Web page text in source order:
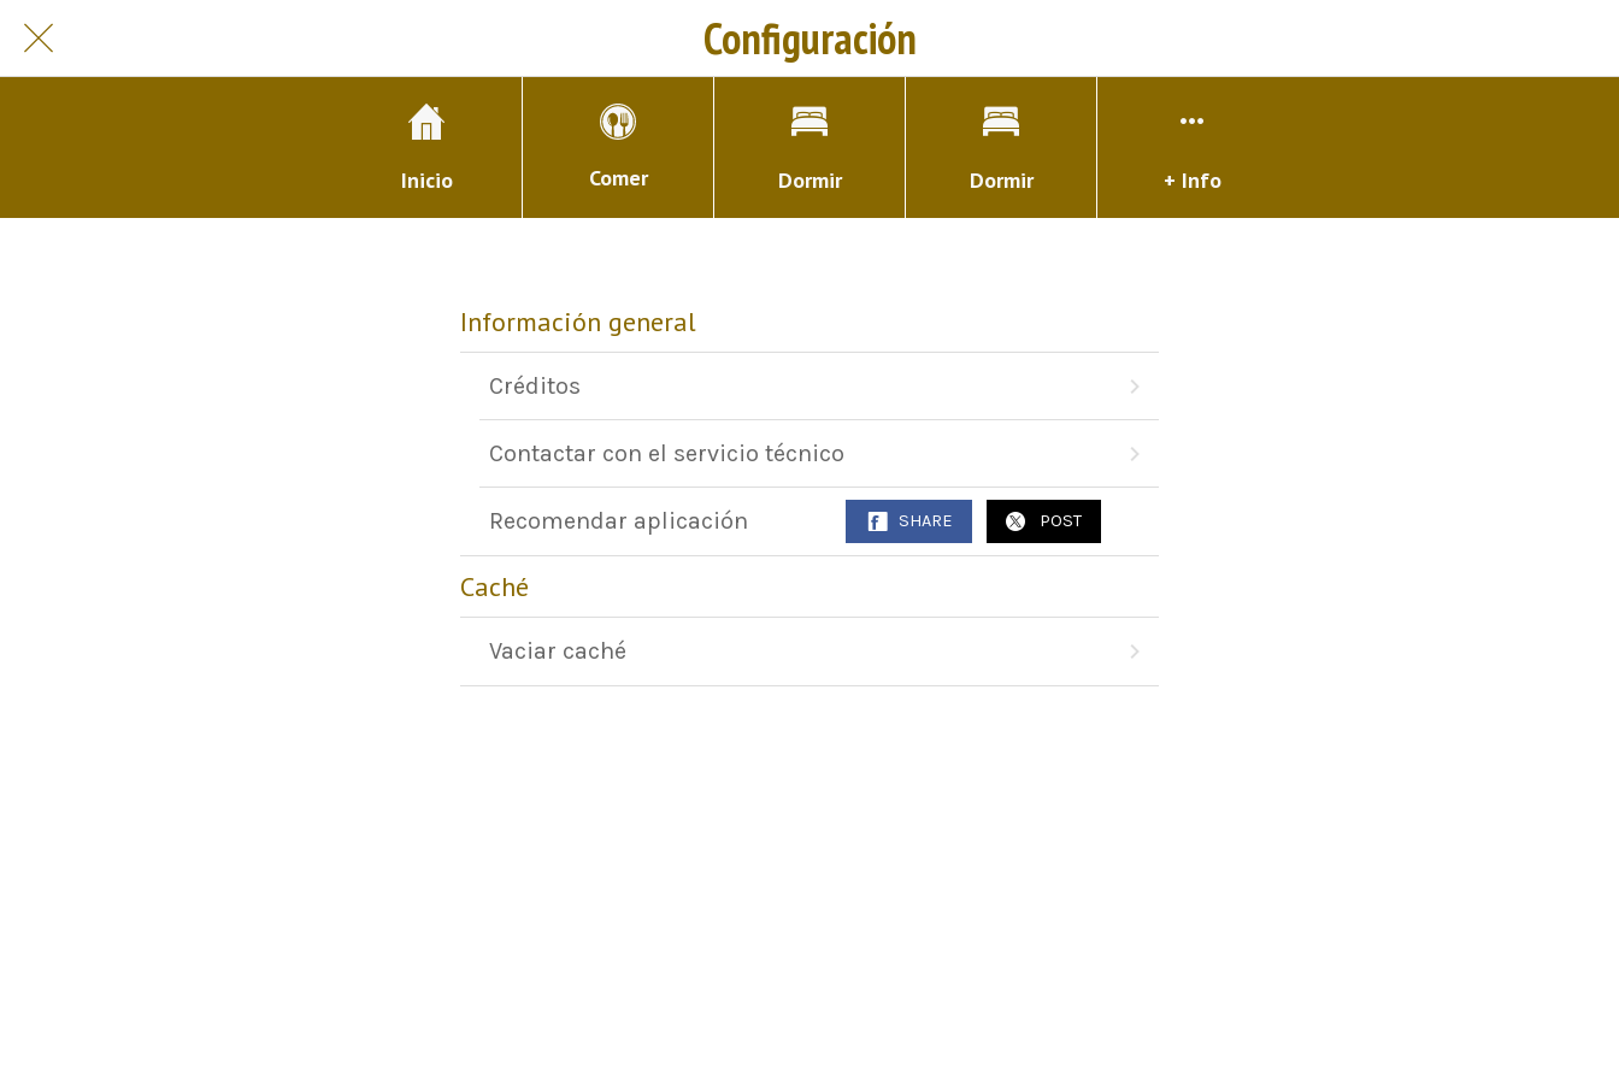
Configuración
Inicio Comer Dormir Dormir + Info
Información general
Créditos
Contactar con el servicio técnico
Recomendar aplicación SHARE POST
Caché
Vaciar caché